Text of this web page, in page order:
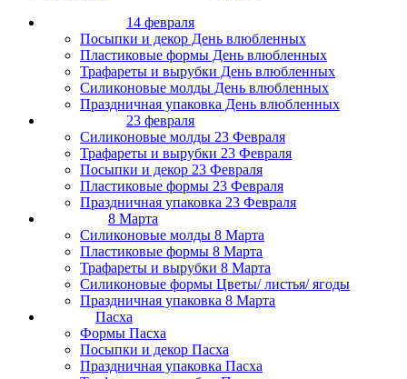
14 февраля
Посыпки и декор День влюбленных
Пластиковые формы День влюбленных
Трафареты и вырубки День влюбленных
Силиконовые молды День влюбленных
Праздничная упаковка День влюбленных
23 февраля
Силиконовые молды 23 Февраля
Трафареты и вырубки 23 Февраля
Посыпки и декор 23 Февраля
Пластиковые формы 23 Февраля
Праздничная упаковка 23 Февраля
8 Марта
Силиконовые молды 8 Марта
Пластиковые формы 8 Марта
Трафареты и вырубки 8 Марта
Силиконовые формы Цветы/ листья/ ягоды
Праздничная упаковка 8 Марта
Пасха
Формы Пасха
Посыпки и декор Пасха
Праздничная упаковка Пасха